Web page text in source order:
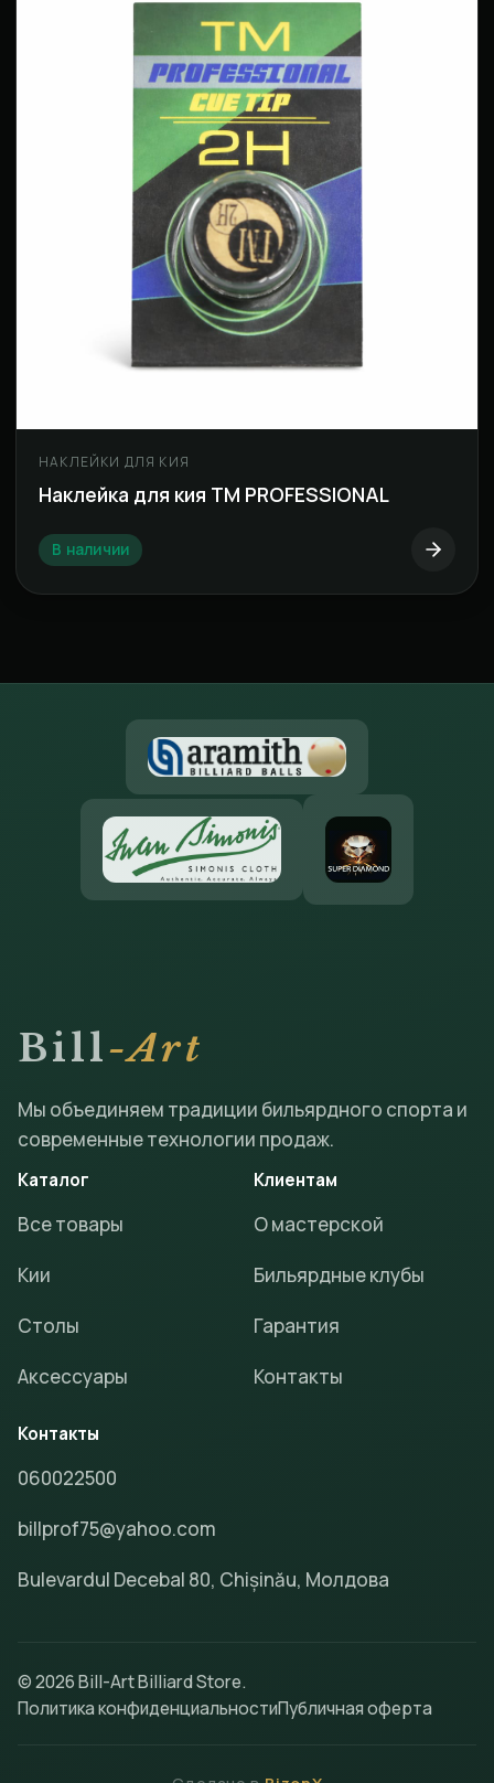
НАКЛЕЙКИ ДЛЯ КИЯ
Наклейка для кия ТМ PROFESSIONAL
В наличии
Bill-Art
Мы объединяем традиции бильярдного спорта и
современные технологии продаж.
Каталог
Все товары
Кии
Столы
Аксессуары
Клиентам
О мастерской
Бильярдные клубы
Гарантия
Контакты
Контакты
060022500
billprof75@yahoo.com
Bulevardul Decebal 80, Chișinău, Молдова
© 2026 Bill-Art Billiard Store.
Политика конфиденциальностиПубличная оферта